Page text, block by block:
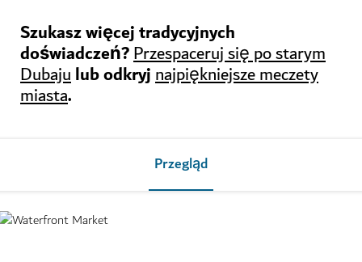
Szukasz więcej tradycyjnych
doświadczeń?Przespaceruj się po starym
Dubajulub odkryjnajpiękniejsze meczety
miasta.
Przegląd